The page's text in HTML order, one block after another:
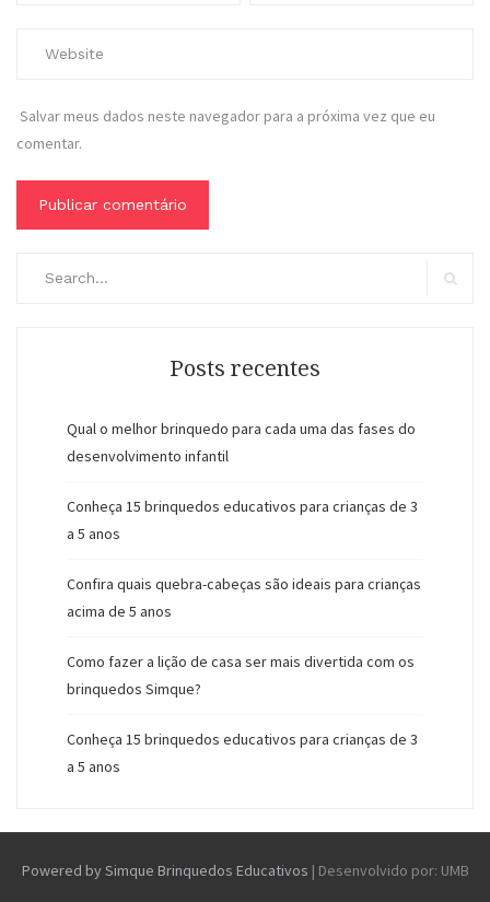
Salvar meus dados neste navegador para a próxima vez que eu
comentar.
Posts recentes
Qual o melhor brinquedo para cada uma das fases do
desenvolvimento infantil
Conheça 15 brinquedos educativos para crianças de 3
a 5 anos
Confira quais quebra-cabeças são ideais para crianças
acima de 5 anos
Como fazer a lição de casa ser mais divertida com os
brinquedos Simque?
Conheça 15 brinquedos educativos para crianças de 3
a 5 anos
Powered by Simque Brinquedos Educativos | Desenvolvido por: UMB